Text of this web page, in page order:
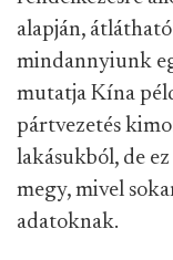
alapján,
mindannyiunk
mutatja Kína
pártvezetés
lakásukból, de
megy, mivel
adatoknak.